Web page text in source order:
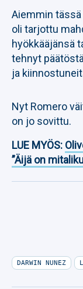
Aiemmin
oli tarjottu
hyökkääjänsä
tehnyt
ja
Nyt Romero
on jo sovittu.
LUE MYÖS:
”Äijä on
DARWIN NUNEZ